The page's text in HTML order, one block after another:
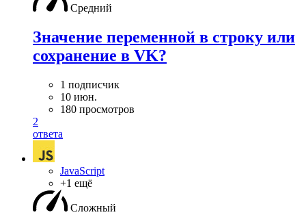
Средний
Значение переменной в строку или
сохранение в VK?
1 подписчик
10 июн.
180 просмотров
2
ответа
JavaScript
+1 ещё
Сложный